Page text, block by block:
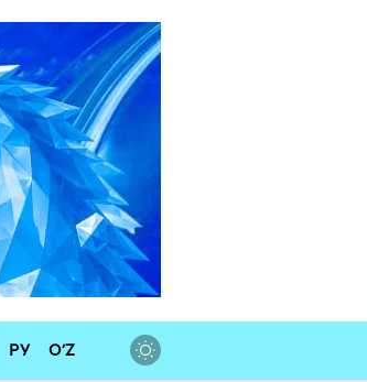
РУ O‘Z